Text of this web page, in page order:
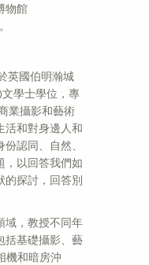
物館
英國伯明瀚城
學士學位，專
業攝影和藝術
活和對身邊人和
認同、自然、
，以回答我們如
的探討，回答別
域，教授不同年
括基礎攝影、藝
機和暗房沖